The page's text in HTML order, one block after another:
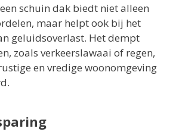
schuin dak biedt niet alleen
maar helpt ook bij het
geluidsoverlast. Het dempt
zoals verkeerslawaai of regen,
en vredige woonomgeving